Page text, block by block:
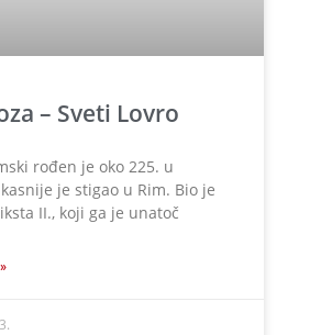
– Sveti Lovro
rođen je oko 225. u
je stigao u Rim. Bio je
II., koji ga je unatoč